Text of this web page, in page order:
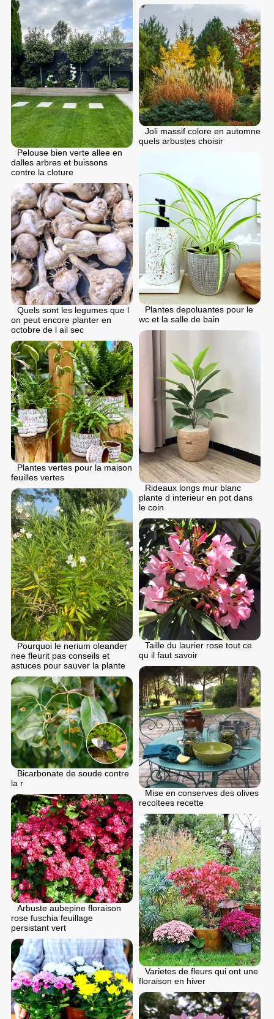
Pelouse bien verte allee en
dalles arbres et buissons
contre la cloture
Joli massif colore en automne
quels arbustes choisir
Plantes depoluantes pour le
wc et la salle de bain
Quels sont les legumes que l
on peut encore planter en
octobre de l ail sec
Rideaux longs mur blanc
plante d interieur en pot dans
le coin
Plantes vertes pour la maison
feuilles vertes
Pourquoi le nerium oleander
nee fleurit pas conseils et
astuces pour sauver la plante
Taille du laurier rose tout ce
qu il faut savoir
Mise en conserves des olives
recoltees recette
Bicarbonate de soude contre
la r
Arbuste aubepine floraison
rose fuschia feuillage
persistant vert
Varietes de fleurs qui ont une
floraison en hiver